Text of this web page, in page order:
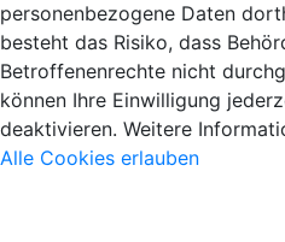
personenbezogene Daten
besteht das Risiko, dass
Betroffenenrechte nicht
können Ihre Einwilligung
deaktivieren. Weitere
Alle Cookies erlauben